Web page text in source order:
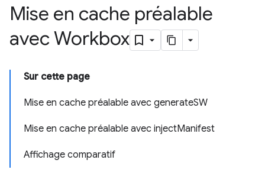
Mise en cache préalable
avec Workbox
Sur cette page
Mise en cache préalable avec generateSW
Mise en cache préalable avec injectManifest
Affichage comparatif